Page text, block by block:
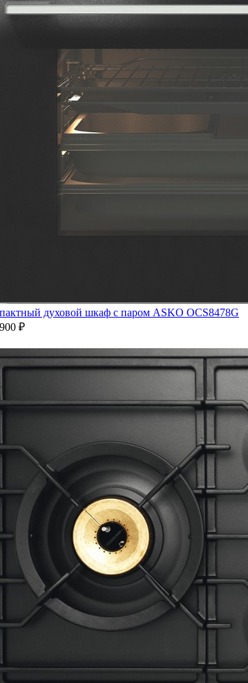
духовой шкаф с паром ASKO OCS8478G
₽